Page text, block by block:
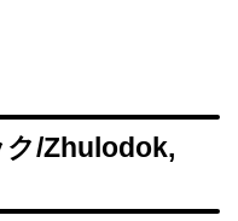
ク/Zhulodok,